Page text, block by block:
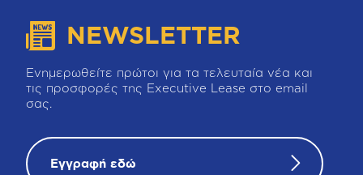
NEWSLETTER
Ενημερωθείτε πρώτοι για τα τελευταία νέα και
τις προσφορές της Executive Lease στο email
σας.
Εγγραφή εδώ